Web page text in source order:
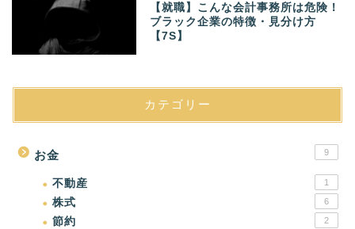
【就職】こんな会計事務所は危険！
ブラック企業の特徴・見分け方
【7S】
カテゴリー
お金 9
不動産 1
株式 6
節約 2